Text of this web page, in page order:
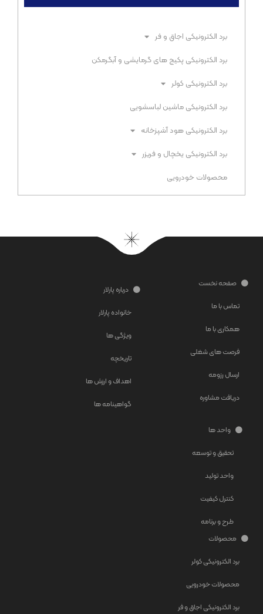
برد الکترونیکی اجاق و فر​
برد الکترونیکی پکیج های گرمایشی و آبگرمکن​
برد الکترونیکی کولر
برد الکترونیکی ماشین لباسشویی​
برد الکترونیکی هود آشپزخانه​
برد الکترونیکی یخچال و فریزر​
محصولات خودرویی
صفحه نخست
تماس با ما
همکاری با ما
فرصت های شغلی
ارسال رزومه
دریافت مشاوره
درباره پارلار
خانواده پارلار
ویژگی ها
تاریخچه
اهداف و ارزش ها
گواهینامه ها
واحد ها
تحقیق و توسعه
واحد تولید
کنترل کیفیت
طرح و برنامه
محصولات
برد الکترونیکی کولر
محصولات خودرویی
برد الکترونیکی اجاق و فر